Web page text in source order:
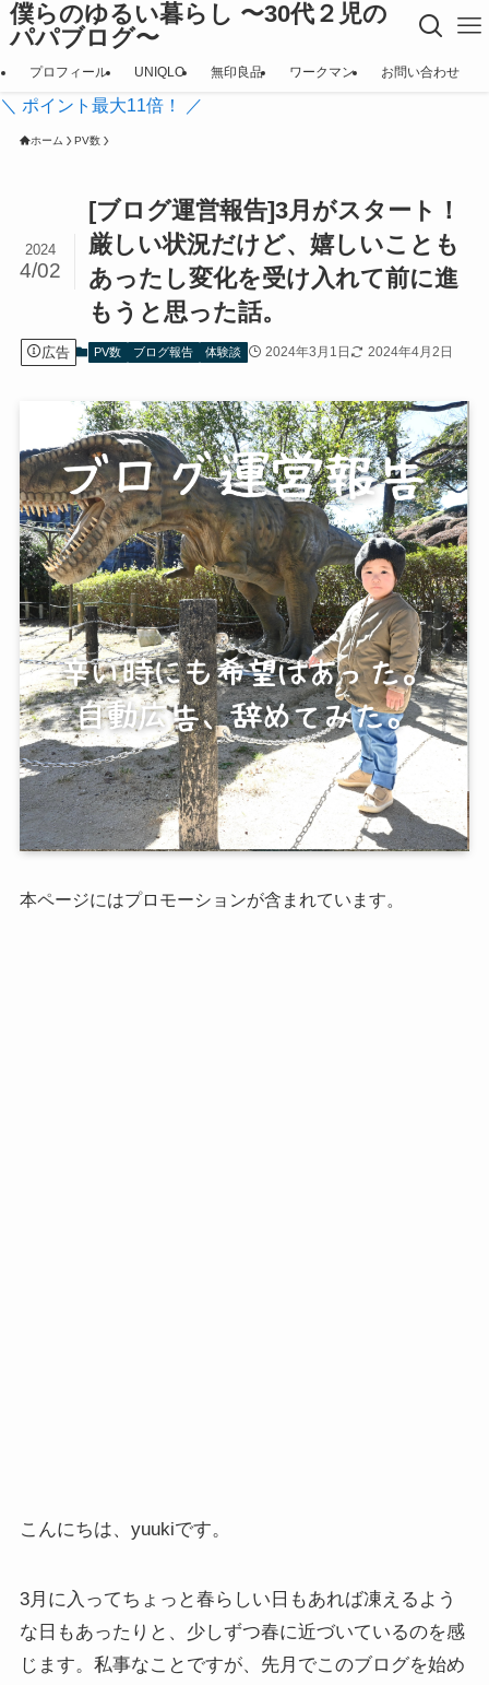
僕らのゆるい暮らし 〜30代２児の
パパブログ〜
プロフィール UNIQLO 無印良品 ワークマン お問い合わせ
＼ ポイント最大11倍！ ／
ホーム PV数
[ブログ運営報告]3月がスタート！
厳しい状況だけど、嬉しいことも
あったし変化を受け入れて前に進
もうと思った話。
2024
4/02
広告 PV数 ブログ報告 体験談 2024年3月1日 2024年4月2日
本ページにはプロモーションが含まれています。
こんにちは、yuukiです。
3月に入ってちょっと春らしい日もあれば凍えるよう
な日もあったりと、少しずつ春に近づいているのを感
じます。私事なことですが、先月でこのブログを始め